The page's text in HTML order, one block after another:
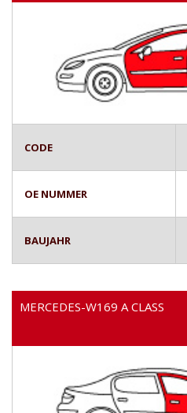
CODE
OE NUMMER
BAUJAHR
MERCEDES-W169 A CLASS